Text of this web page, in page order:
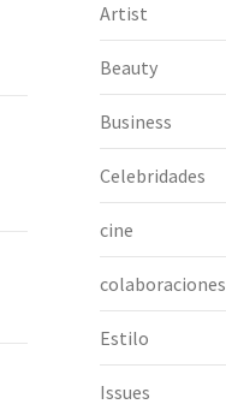
Artist
Beauty
Business
Celebridades
cine
colaboraciones
Estilo
Issues